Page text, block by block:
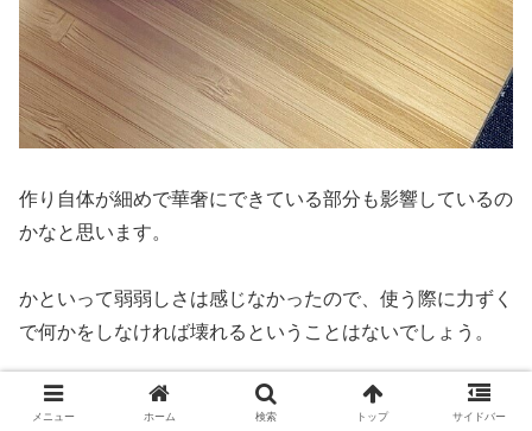
作り自体が細めで華奢にできている部分も影響しているの
かなと思います。
かといって弱弱しさは感じなかったので、使う際に力ずく
で何かをしなければ壊れるということはないでしょう。
NokiaワイヤレスヘッドホンE1200の最大のメリットはこ
メニュー ホーム 検索 トップ サイドバー